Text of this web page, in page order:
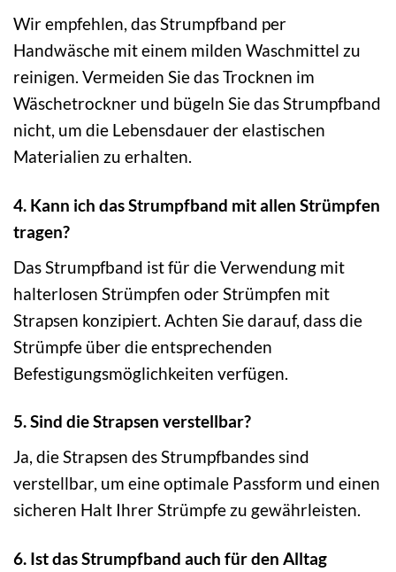
Wir empfehlen, das Strumpfband per
Handwäsche mit einem milden Waschmittel zu
reinigen. Vermeiden Sie das Trocknen im
Wäschetrockner und bügeln Sie das Strumpfband
nicht, um die Lebensdauer der elastischen
Materialien zu erhalten.
4. Kann ich das Strumpfband mit allen Strümpfen
tragen?
Das Strumpfband ist für die Verwendung mit
halterlosen Strümpfen oder Strümpfen mit
Strapsen konzipiert. Achten Sie darauf, dass die
Strümpfe über die entsprechenden
Befestigungsmöglichkeiten verfügen.
5. Sind die Strapsen verstellbar?
Ja, die Strapsen des Strumpfbandes sind
verstellbar, um eine optimale Passform und einen
sicheren Halt Ihrer Strümpfe zu gewährleisten.
6. Ist das Strumpfband auch für den Alltag